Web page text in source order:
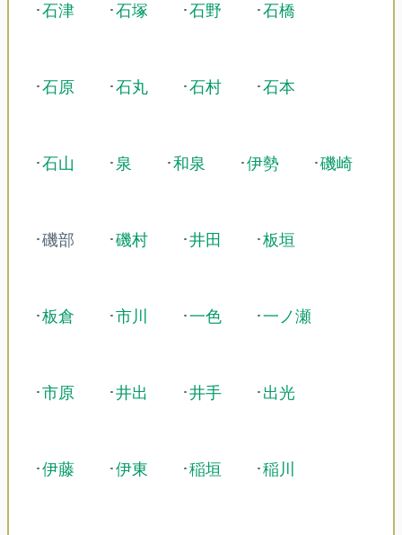
･石津 ･石塚 ･石野 ･石橋
･石原 ･石丸 ･石村 ･石本
･石山 ･泉 ･和泉 ･伊勢 ･磯崎
･磯部 ･磯村 ･井田 ･板垣
･板倉 ･市川 ･一色 ･一ノ瀬
･市原 ･井出 ･井手 ･出光
･伊藤 ･伊東 ･稲垣 ･稲川